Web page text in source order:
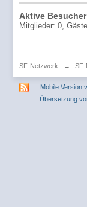
Aktive
Mitglieder: 0,
SF-Netzwerk → SF-
Mobile Version
Übersetzung